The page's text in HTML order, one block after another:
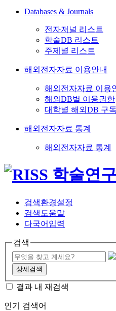
Databases & Journals
전자저널 리스트
학술DB 리스트
주제별 리스트
해외전자자료 이용안내
해외전자자료 이용
해외DB별 이용권한
대학별 해외DB 구
해외전자자료 통계
해외전자자료 통계
검색환경설정
검색도움말
다국어입력
검색
상세검색
결과 내 재검색
인기 검색어